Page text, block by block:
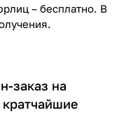
– бесплатно. В
заказ на